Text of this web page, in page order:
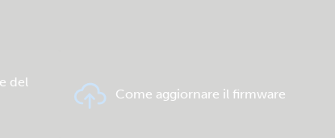
del
Come aggiornare il firmware